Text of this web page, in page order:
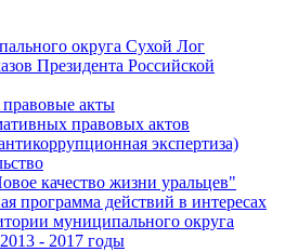
округа Сухой Лог
Президента Российской
акты
правовых актов
экспертиза)
качество жизни уральцев"
программа действий в интересах
муниципального округа
- 2017 годы